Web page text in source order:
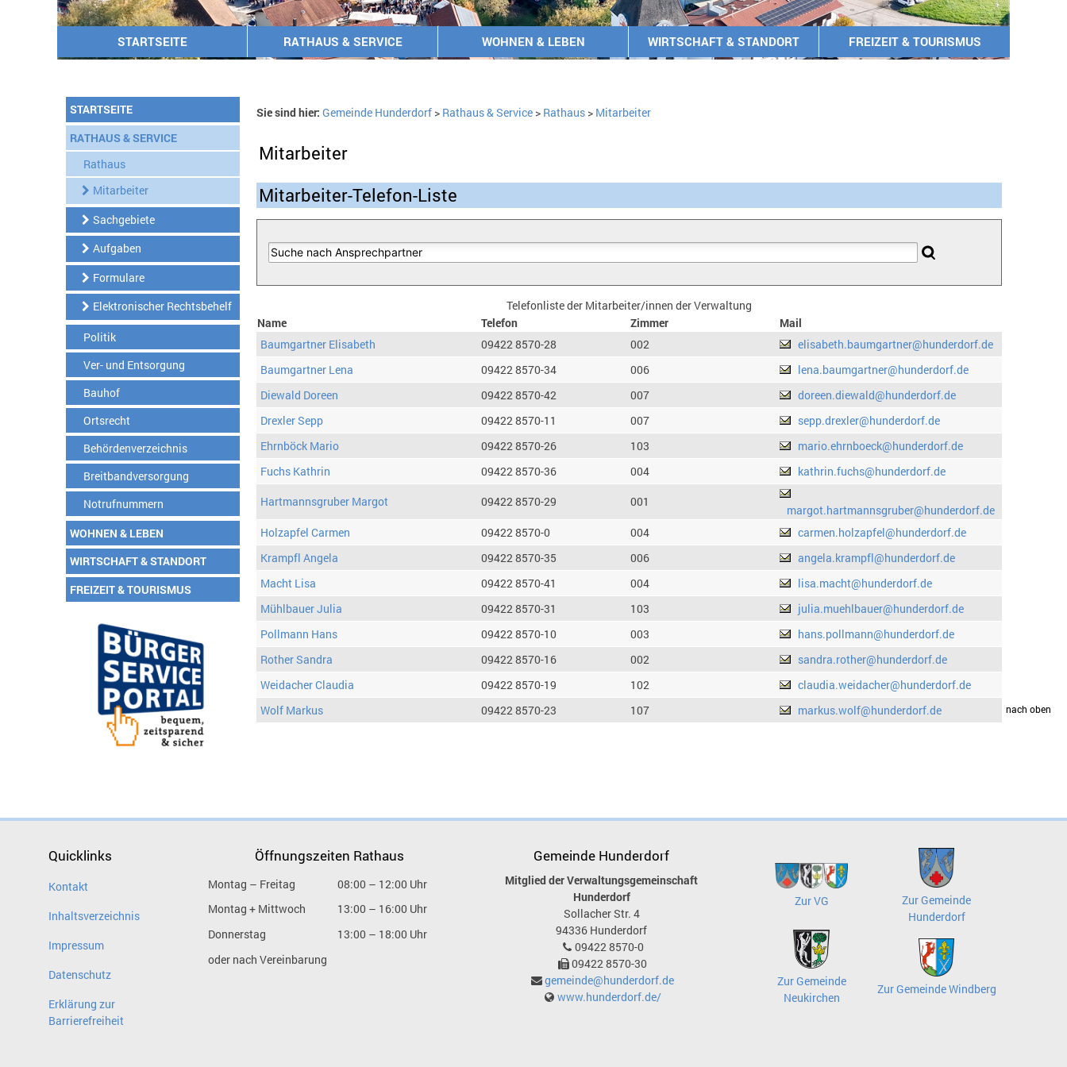
STARTSEITE RATHAUS & SERVICE WOHNEN & LEBEN WIRTSCHAFT & STANDORT FREIZEIT & TOURISMUS
STARTSEITE
RATHAUS & SERVICE
Rathaus
Mitarbeiter
Sachgebiete
Aufgaben
Formulare
Elektronischer Rechtsbehelf
Politik
Ver- und Entsorgung
Bauhof
Ortsrecht
Behördenverzeichnis
Breitbandversorgung
Notrufnummern
WOHNEN & LEBEN
WIRTSCHAFT & STANDORT
FREIZEIT & TOURISMUS
Sie sind hier: Gemeinde Hunderdorf> Rathaus & Service> Rathaus> Mitarbeiter
Mitarbeiter
Mitarbeiter-Telefon-Liste
Telefonliste der Mitarbeiter/innen der Verwaltung
Name
Telefon Zimmer
Mail
Baumgartner Elisabeth
09422 8570-28 002
elisabeth.baumgartner@hunderdorf.de
Baumgartner Lena
09422 8570-34 006
lena.baumgartner@hunderdorf.de
Diewald Doreen
09422 8570-42 007
doreen.diewald@hunderdorf.de
Drexler Sepp
09422 8570-11 007
sepp.drexler@hunderdorf.de
Ehrnböck Mario
09422 8570-26 103
mario.ehrnboeck@hunderdorf.de
Fuchs Kathrin
09422 8570-36 004
kathrin.fuchs@hunderdorf.de
Hartmannsgruber Margot
09422 8570-29 001
margot.hartmannsgruber@hunderdorf.de
Holzapfel Carmen
09422 8570-0 004
carmen.holzapfel@hunderdorf.de
Krampfl Angela
09422 8570-35 006
angela.krampfl@hunderdorf.de
Macht Lisa
09422 8570-41 004
lisa.macht@hunderdorf.de
Mühlbauer Julia
09422 8570-31 103
julia.muehlbauer@hunderdorf.de
Pollmann Hans
09422 8570-10 003
hans.pollmann@hunderdorf.de
Rother Sandra
09422 8570-16 002
sandra.rother@hunderdorf.de
Weidacher Claudia
09422 8570-19 102
claudia.weidacher@hunderdorf.de
Wolf Markus
09422 8570-23 107 markus.wolf@hunderdorf.dedrucken nach oben
Quicklinks
Kontakt
Inhaltsverzeichnis
Impressum
Datenschutz
Erklärung zur
Barrierefreiheit
Öffnungszeiten Rathaus
Montag – Freitag
08:00 – 12:00 Uhr
Montag + Mittwoch
13:00 – 16:00 Uhr
Donnerstag
13:00 – 18:00 Uhr
oder nach Vereinbarung
Gemeinde Hunderdorf
Mitglied der Verwaltungsgemeinschaft
Hunderdorf
Sollacher Str. 4
94336 Hunderdorf
09422 8570-0
09422 8570-30
gemeinde@hunderdorf.de
www.hunderdorf.de/
Zur VG
Zur Gemeinde
Hunderdorf
Zur Gemeinde
Neukirchen
Zur Gemeinde Windberg